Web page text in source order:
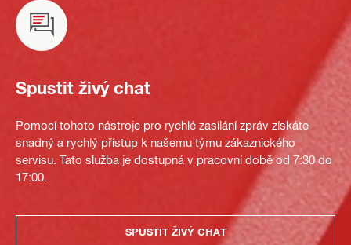
Spustit živý chat
Pomocí tohoto nástroje pro rychlé zasílání zpráv získáte
snadný a rychlý přístup k našemu týmu zákaznického
servisu. Tato služba je dostupná v pracovní době od 7:30 do
17:00.
SPUSTIT ŽIVÝ CHAT